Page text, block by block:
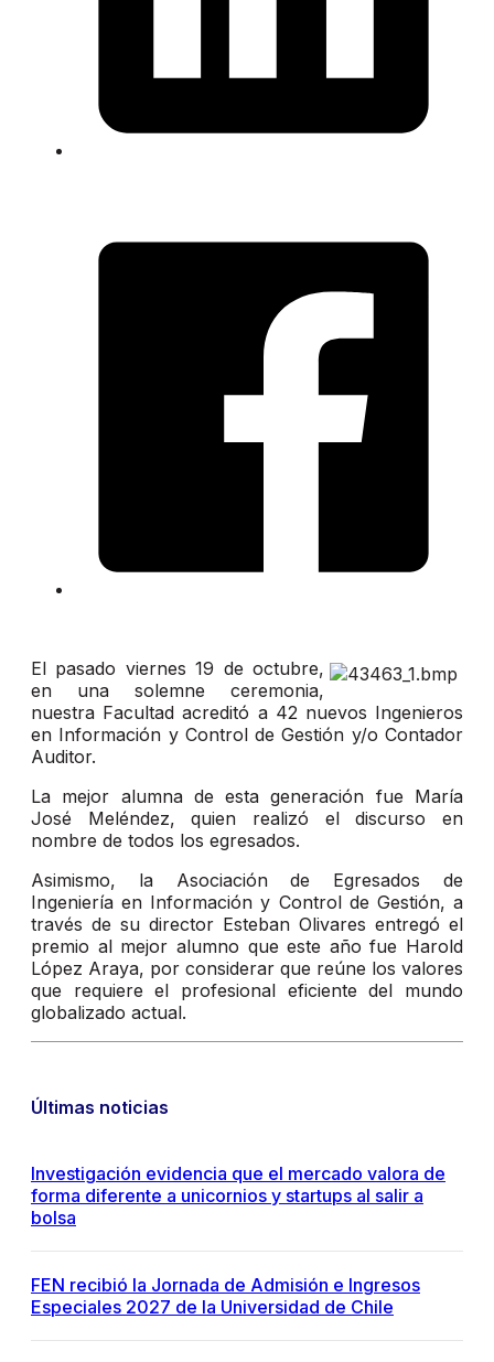
El pasado viernes 19 de octubre,
en una solemne ceremonia,
nuestra Facultad acreditó a 42 nuevos Ingenieros
en Información y Control de Gestión y/o Contador
Auditor.
La mejor alumna de esta generación fue María
José Meléndez, quien realizó el discurso en
nombre de todos los egresados.
Asimismo, la Asociación de Egresados de
Ingeniería en Información y Control de Gestión, a
través de su director Esteban Olivares entregó el
premio al mejor alumno que este año fue Harold
López Araya, por considerar que reúne los valores
que requiere el profesional eficiente del mundo
globalizado actual.
Últimas noticias
Investigación evidencia que el mercado valora de
forma diferente a unicornios y startups al salir a
bolsa
FEN recibió la Jornada de Admisión e Ingresos
Especiales 2027 de la Universidad de Chile